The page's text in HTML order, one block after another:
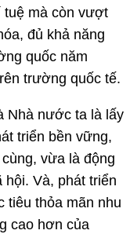
tuệ mà còn vượt
đủ khả năng
quốc năm
trường quốc tế.
Nhà nước ta là lấy
triển bền vững,
vừa là động
hội. Và, phát triển
tiêu thỏa mãn nhu
cao hơn của